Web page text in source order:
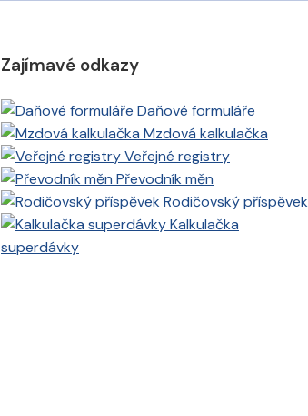
Zajímavé odkazy
Daňové formuláře
Mzdová kalkulačka
Veřejné registry
Převodník měn
Rodičovský příspěvek
Kalkulačka
superdávky